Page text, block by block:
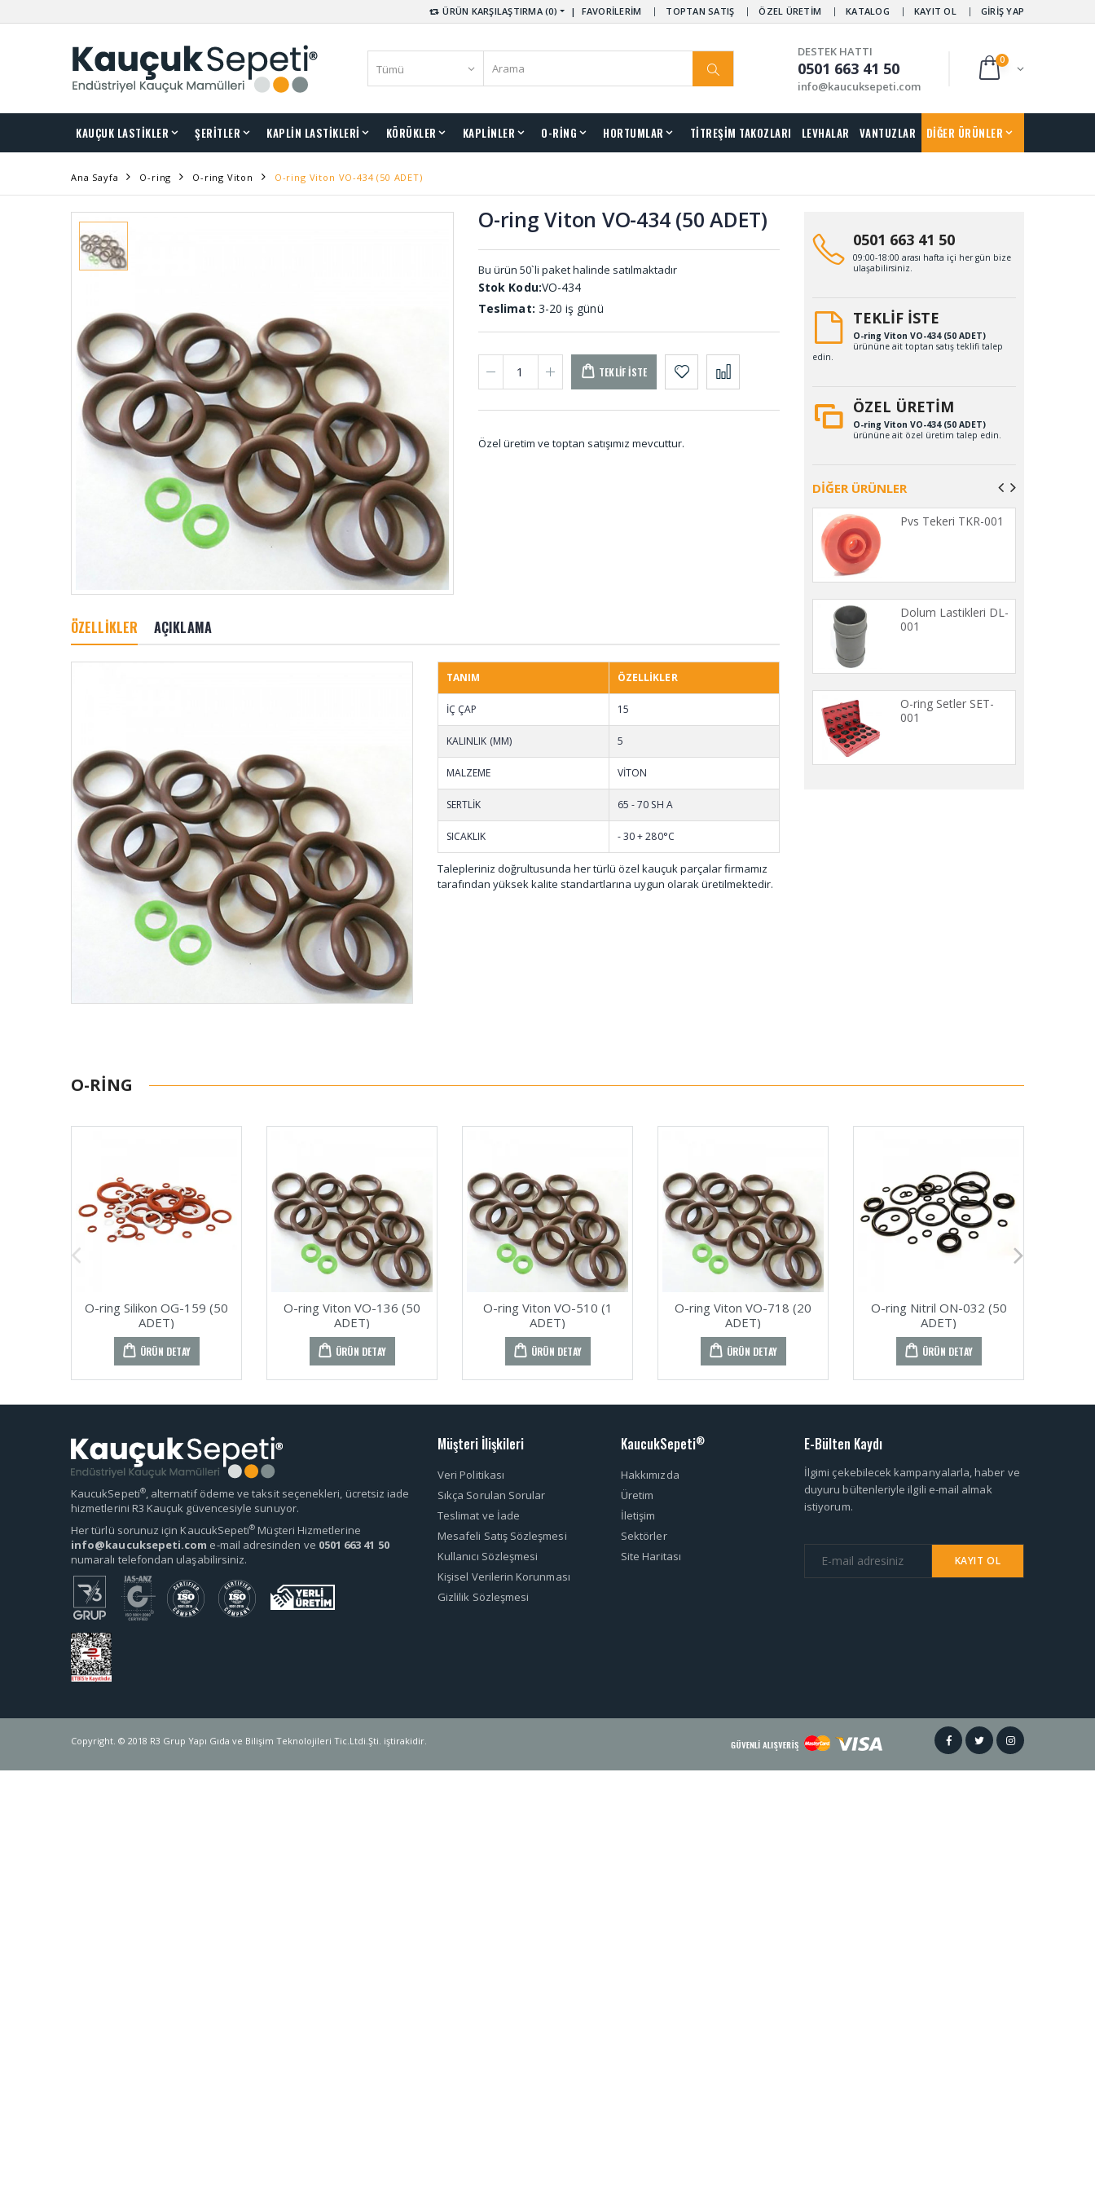
ÜRÜN KARŞILAŞTIRMA (0) | FAVORİLERİM TOPTAN SATIŞ ÖZEL ÜRETİM KATALOG KAYIT OL GİRİŞ YAP
DESTEK HATTI
0501 663 41 50
info@kaucuksepeti.com
0
KAUÇUK LASTİKLER ŞERİTLER KAPLİN LASTİKLERİ KÖRÜKLER KAPLİNLER O-RİNG HORTUMLAR TİTREŞİM TAKOZLARI LEVHALAR VANTUZLAR DİĞER ÜRÜNLER
Ana Sayfa O-ring O-ring Viton O-ring Viton VO-434 (50 ADET)
O-ring Viton VO-434 (50 ADET)
Bu ürün 50`li paket halinde satılmaktadır
Stok Kodu:VO-434
Teslimat: 3-20 iş günü
TEKLIF İSTE
Özel üretim ve toptan satışımız mevcuttur.
ÖZELLİKLER AÇIKLAMA
TANIM ÖZELLİKLER
İÇ ÇAP 15
KALINLIK (MM) 5
MALZEME VİTON
SERTLİK 65 - 70 SH A
SICAKLIK - 30 + 280°C
Talepleriniz doğrultusunda her türlü özel kauçuk parçalar firmamız
tarafından yüksek kalite standartlarına uygun olarak üretilmektedir.
0501 663 41 50
09:00-18:00 arası hafta içi her gün bize
ulaşabilirsiniz.
TEKLİF İSTE
O-ring Viton VO-434 (50 ADET)
ürününe ait toptan satış teklifi talep
edin.
ÖZEL ÜRETİM
O-ring Viton VO-434 (50 ADET)
ürününe ait özel üretim talep edin.
DİĞER ÜRÜNLER
Pvs Tekeri TKR-001
Dolum Lastikleri DL-
001
O-ring Setler SET-
001
O-RING
O-ring Silikon OG-159 (50
ADET)
ÜRÜN DETAY
O-ring Viton VO-136 (50
ADET)
ÜRÜN DETAY
O-ring Viton VO-510 (1
ADET)
ÜRÜN DETAY
O-ring Viton VO-718 (20
ADET)
ÜRÜN DETAY
O-ring Nitril ON-032 (50
ADET)
ÜRÜN DETAY
KaucukSepeti®, alternatif ödeme ve taksit seçenekleri, ücretsiz iade
hizmetlerini R3 Kauçuk güvencesiyle sunuyor.
Her türlü sorunuz için KaucukSepeti® Müşteri Hizmetlerine
info@kaucuksepeti.com e-mail adresinden ve 0501 663 41 50
numaralı telefondan ulaşabilirsiniz.
Müşteri İlişkileri
Veri Politikası
Sıkça Sorulan Sorular
Teslimat ve İade
Mesafeli Satış Sözleşmesi
Kullanıcı Sözleşmesi
Kişisel Verilerin Korunması
Gizlilik Sözleşmesi
KaucukSepeti®
Hakkımızda
Üretim
İletişim
Sektörler
Site Haritası
E-Bülten Kaydı
İlgimi çekebilecek kampanyalarla, haber ve
duyuru bültenleriyle ilgili e-mail almak
istiyorum.
Copyright. © 2018 R3 Grup Yapı Gıda ve Bilişim Teknolojileri Tic.Ltdi.Şti. iştirakidir.